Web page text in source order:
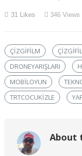
31 Likes 346Views
ÇIZGIFILM
DRONEYARIŞLARI
MOBILOYUN
TRTCOCUKIZLE
About